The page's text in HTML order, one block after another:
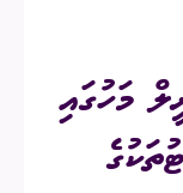
މަހުގައި